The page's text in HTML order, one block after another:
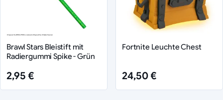
Brawl Stars Bleistift mit
Radiergummi Spike - Grün
2,95 €
Fortnite Leuchte Chest
24,50 €